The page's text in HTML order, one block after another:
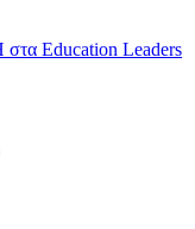
Education Leaders